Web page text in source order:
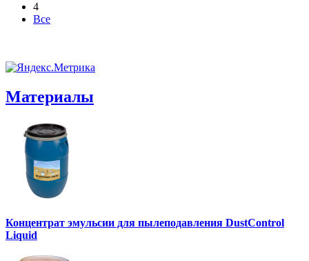
4
Все
Материалы
Концентрат эмульсии для пылеподавления DustControl
Liquid